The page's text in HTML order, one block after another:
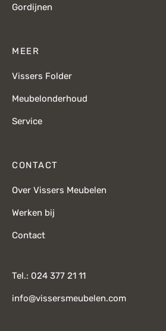
Gordijnen
MEER
Vissers Folder
Meubelonderhoud
Service
CONTACT
Over Vissers Meubelen
Werken bij
Contact
Tel.: 024 377 21 11
info@vissersmeubelen.com